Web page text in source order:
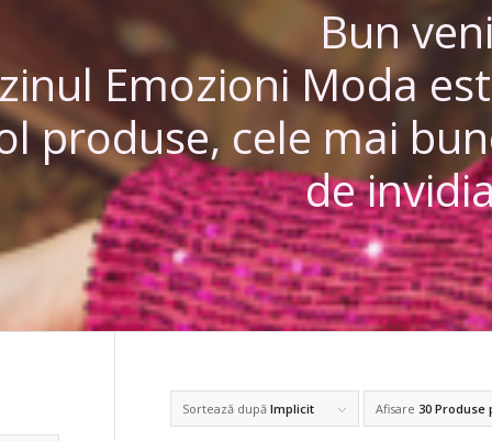
Bun
Emozioni Moda
produse, cele mai
de
Sortează după Implicit Afisare 30 Produse